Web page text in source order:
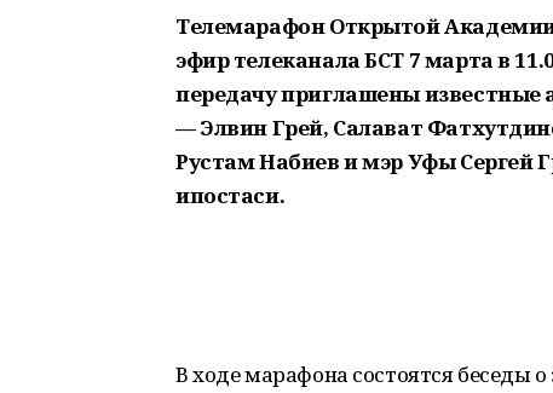
Телемарафон Открытой
эфир телеканала БСТ 7 марта в
передачу приглашены известные
— Элвин Грей, Салават
Рустам Набиев и мэр Уфы Сергей
ипостаси.
В ходе марафона состоятся беседы